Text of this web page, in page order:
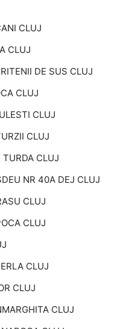
CLUJ
CLUJ
DE SUS CLUJ
CLUJ
CLUJ
CLUJ
CLUJ
NR 40A DEJ CLUJ
CLUJ
CLUJ
CLUJ
CLUJ
CLUJ